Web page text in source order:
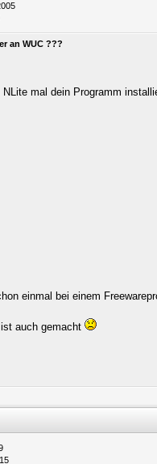
an WUC ???
mal dein Programm
einmal bei einem
ist auch gemacht